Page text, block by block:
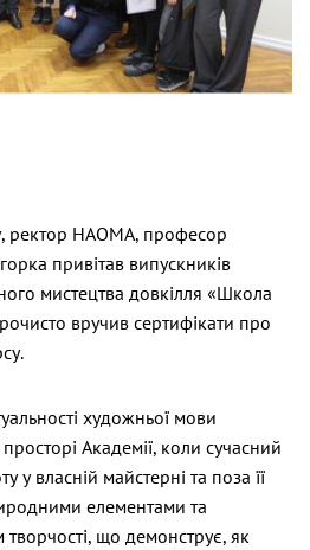
ректор НАОМА, професор
привітав випускників
мистецтва довкілля «Школа
вручив сертифікати про
художньої мови
Академії, коли сучасний
власній майстерні та поза її
елементами та
що демонструє, як